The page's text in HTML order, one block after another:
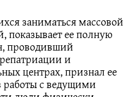
заниматься массовой
показывает ее полную
проводивший
и
центрах, признал ее
работы с ведущими